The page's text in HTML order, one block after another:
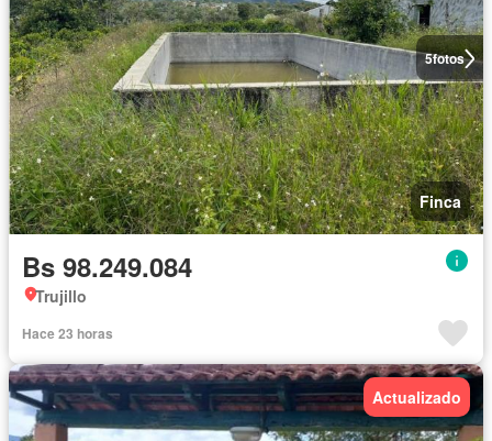
5fotos
Finca
Bs 98.249.084
Trujillo
Hace 23 horas
Actualizado